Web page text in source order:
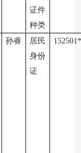
证件
种类
孙睿
居民
身份
证
152501